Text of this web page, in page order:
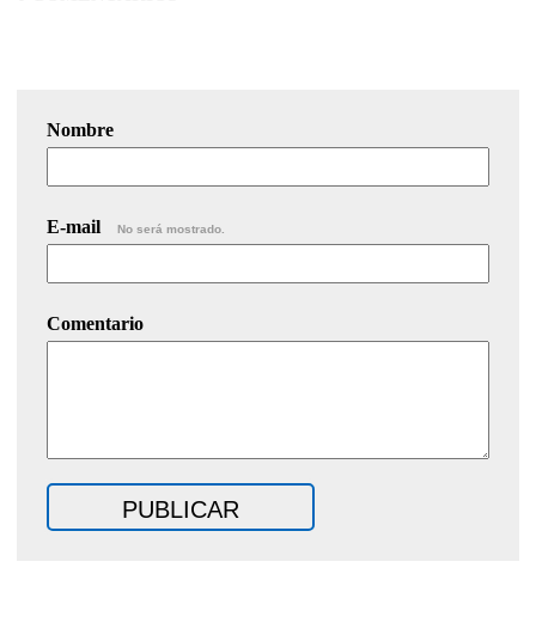
Nombre
E-mail No será mostrado.
Comentario